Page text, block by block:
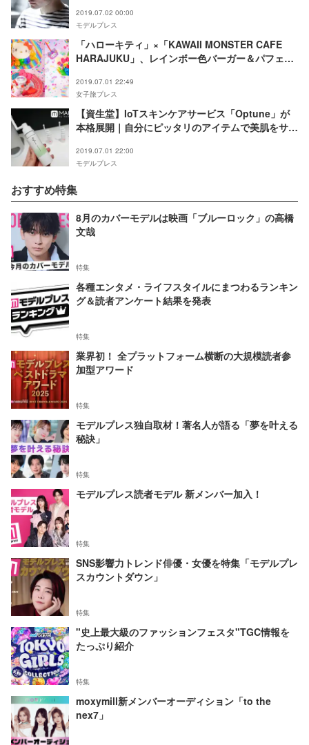
2019.07.02 00:00
モデルプレス
「ハローキティ」×「KAWAII MONSTER CAFE
HARAJUKU」、レインボー色バーガー＆パフェ登
2019.07.01 22:49
女子旅プレス
【資生堂】IoTスキンケアサービス「Optune」が
本格展開｜自分にピッタリのアイテムで美肌をサポ
2019.07.01 22:00
モデルプレス
おすすめ特集
8月のカバーモデルは映画「ブルーロック」の高橋
文哉
特集
各種エンタメ・ライフスタイルにまつわるランキン
グ＆読者アンケート結果を発表
特集
業界初！ 全プラットフォーム横断の大規模読者参
加型アワード
特集
モデルプレス独自取材！著名人が語る「夢を叶える
秘訣」
特集
モデルプレス読者モデル 新メンバー加入！
特集
SNS影響力トレンド俳優・女優を特集「モデルプレ
スカウントダウン」
特集
"史上最大級のファッションフェスタ"TGC情報を
たっぷり紹介
特集
moxymill新メンバーオーディション「to the
nex7」